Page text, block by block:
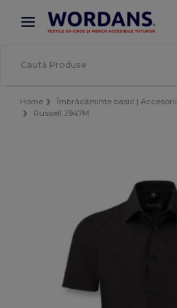
× Aplicația Wordans
Prețuri mai bune în aplicație!
Home Îmbrăcăminte basic | Accesorii
Russell J947M